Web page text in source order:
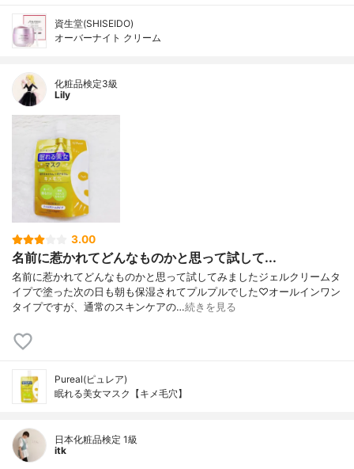
資生堂(SHISEIDO)
オーバーナイト クリーム
化粧品検定3級
Lily
3.00
名前に惹かれてどんなものかと思って試して...
名前に惹かれてどんなものかと思って試してみましたジェルクリームタ
イプで塗った次の日も朝も保湿されてプルプルでした♡オールインワン
タイプですが、通常のスキンケアの…続きを見る
Pureal(ピュレア)
眠れる美女マスク【キメ毛穴】
日本化粧品検定 1級
itk